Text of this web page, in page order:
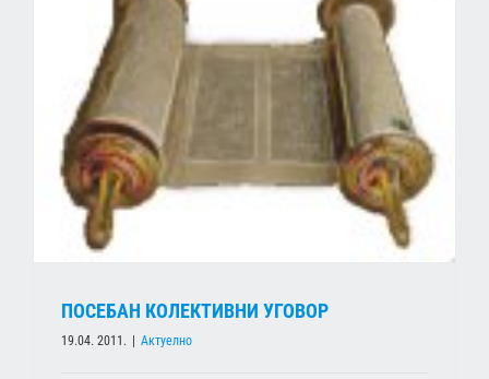
ПОСЕБАН КОЛЕКТИВНИ УГОВОР
19.04. 2011. Актуелно